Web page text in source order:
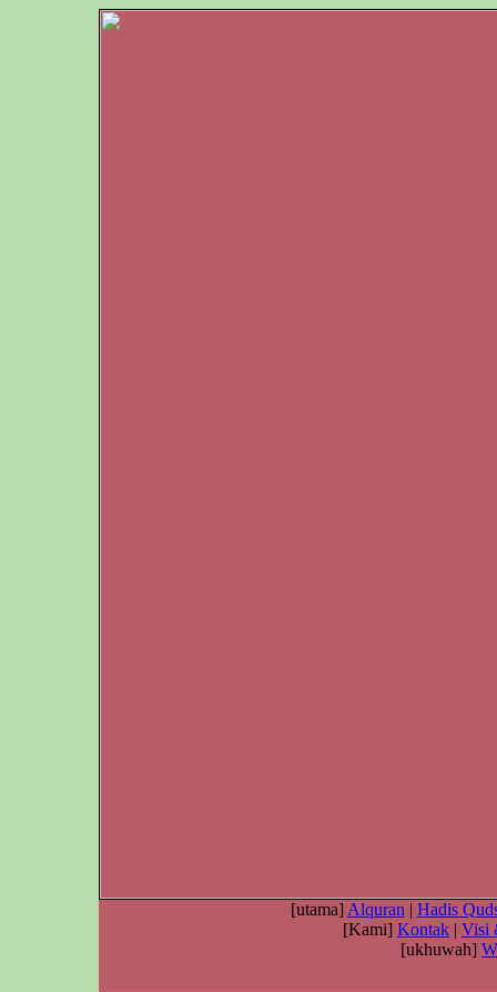
[utama] Alquran | Hadis
[Kami] Kontak | Visi
[ukhuwah]